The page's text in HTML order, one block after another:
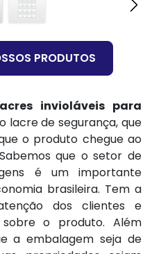
invioláveis para
lacre de segurança, que
o produto chegue ao
que o setor de
é um importante
brasileira. Tem a
dos clientes e
o produto. Além
a embalagem seja de
PRODUTOS